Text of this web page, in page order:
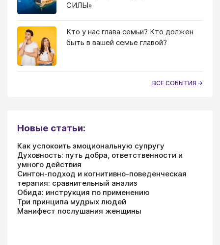
СИЛЫ»
Кто у нас глава семьи? Кто должен
быть в вашей семье главой?
ВСЕ СОБЫТИЯ
Новые статьи:
Как успокоить эмоциональную супругу
Духовность: путь добра, ответственности и
умного действия
Синтон-подход и когнитивно-поведенческая
терапия: сравнительный анализ
Обида: инструкция по применению
Три принципа мудрых людей
Манифест послушания женщины